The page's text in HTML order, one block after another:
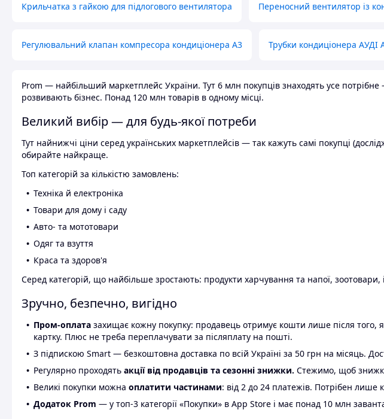
Крильчатка з гайкою для підлогового вентилятора Переносний вентилятор із
Регулювальний клапан компресора кондиціонера А3 Трубки кондиціонера АУДІ
Prom — найбільший маркетплейс України. Тут 6 млн покупців знаходять усе
розвивають бізнес. Понад 120 млн товарів в одному місці.
Великий вибір — для будь-якої потреби
Тут найнижчі ціни серед українських маркетплейсів — так кажуть самі покупці
обирайте найкраще.
Топ категорій за кількістю замовлень:
Техніка й електроніка
Товари для дому і саду
Авто- та мототовари
Одяг та взуття
Краса та здоров'я
Серед категорій, що найбільше зростають: продукти харчування та напої, зоотовари,
Зручно, безпечно, вигідно
Пром-оплата захищає кожну покупку: продавець отримує кошти лише після
картку. Плюс не треба переплачувати за післяплату на пошті.
З підпискою Smart — безкоштовна доставка по всій Україні за 50 грн на місяць.
Регулярно проходять акції від продавців та сезонні знижки. Стежимо, щоб
Великі покупки можна оплатити частинами: від 2 до 24 платежів. Потрібен лише
Додаток Prom — у топ-3 категорії «Покупки» в App Store і має понад 10 млн